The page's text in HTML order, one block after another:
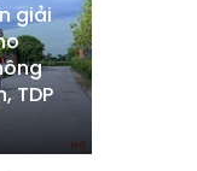
giải
TDP